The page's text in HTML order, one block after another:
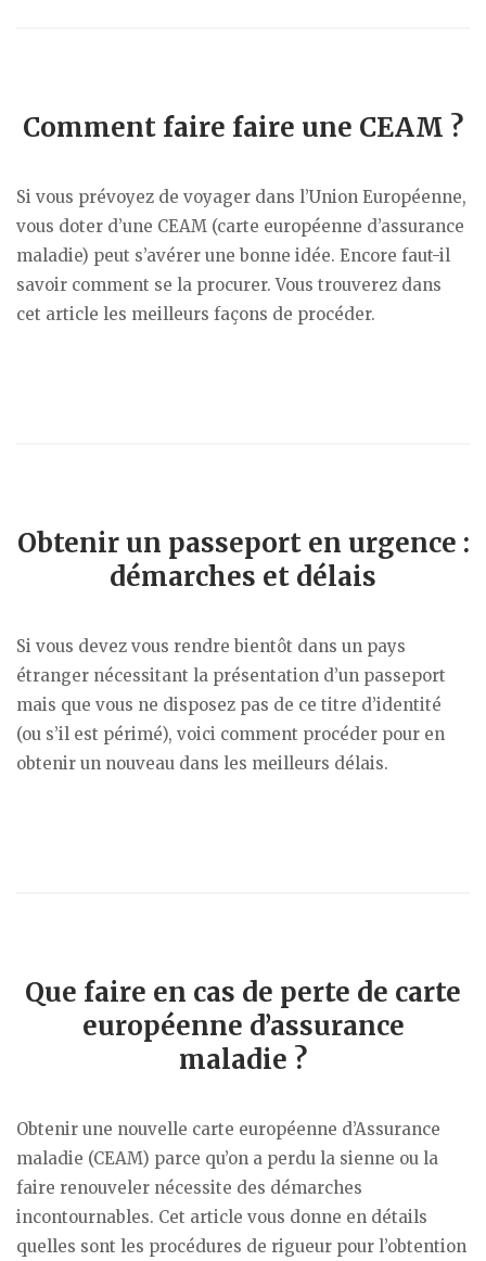
Comment faire faire une CEAM ?
Si vous prévoyez de voyager dans l’Union Européenne,
vous doter d’une CEAM (carte européenne d’assurance
maladie) peut s’avérer une bonne idée. Encore faut-il
savoir comment se la procurer. Vous trouverez dans
cet article les meilleurs façons de procéder.
Obtenir un passeport en urgence :
démarches et délais
Si vous devez vous rendre bientôt dans un pays
étranger nécessitant la présentation d’un passeport
mais que vous ne disposez pas de ce titre d’identité
(ou s’il est périmé), voici comment procéder pour en
obtenir un nouveau dans les meilleurs délais.
Que faire en cas de perte de carte
européenne d’assurance
maladie ?
Obtenir une nouvelle carte européenne d’Assurance
maladie (CEAM) parce qu’on a perdu la sienne ou la
faire renouveler nécessite des démarches
incontournables. Cet article vous donne en détails
quelles sont les procédures de rigueur pour l’obtention